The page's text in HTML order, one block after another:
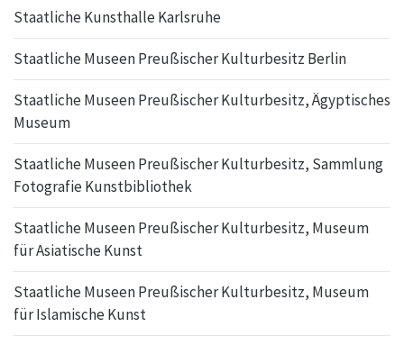
Staatliche Kunsthalle Karlsruhe
Staatliche Museen Preußischer Kulturbesitz Berlin
Staatliche Museen Preußischer Kulturbesitz, Ägyptisches
Museum
Staatliche Museen Preußischer Kulturbesitz, Sammlung
Fotografie Kunstbibliothek
Staatliche Museen Preußischer Kulturbesitz, Museum
für Asiatische Kunst
Staatliche Museen Preußischer Kulturbesitz, Museum
für Islamische Kunst